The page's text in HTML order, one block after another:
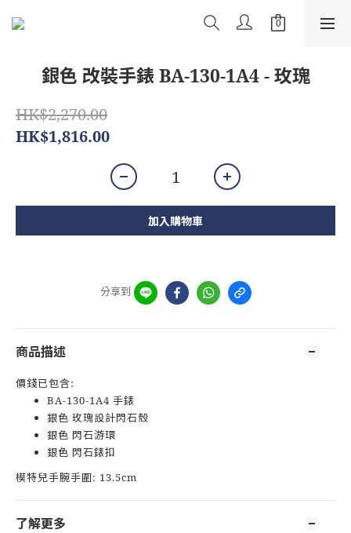
銀色 改裝手錶 BA-130-1A4 - 玫瑰
HK$2,270.00
HK$1,816.00
加入購物車
分享到
商品描述
價錢已包含:
BA-130-1A4 手錶
銀色 玫瑰設計閃石殼
銀色 閃石游環
銀色 閃石錶扣
模特兒手腕手圍: 13.5cm
了解更多